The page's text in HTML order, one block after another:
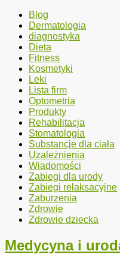
Blog
Dermatologia
diagnostyka
Dieta
Fitness
Kosmetyki
Leki
Lista firm
Optometria
Produkty
Rehabilitacja
Stomatologia
Substancje dla ciała
Uzależnienia
Wiadomości
Zabiegi dla urody
Zabiegi relaksacyjne
Zaburzenia
Zdrowie
Zdrowie dziecka
Medycyna i